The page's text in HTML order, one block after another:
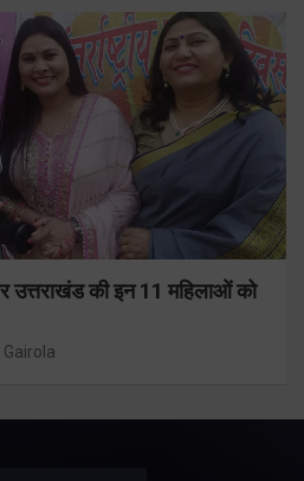
उत्तराखंड की इन 11 महिलाओं को
Gairola